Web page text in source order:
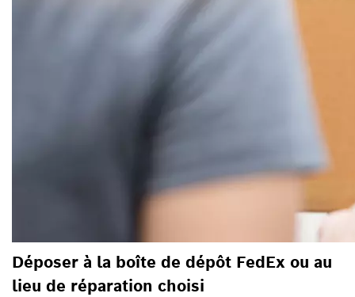
Déposer à la boîte de dépôt FedEx ou au
lieu de réparation choisi